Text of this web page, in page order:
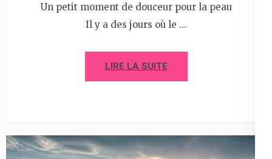
Un petit moment de douceur pour la peau
Il y a des jours où le …
LIRE LA SUITE